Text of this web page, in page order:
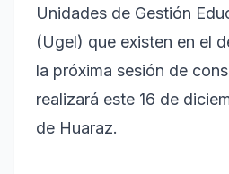
Unidades de Gestión
(Ugel) que existen en el
la próxima sesión de
realizará este 16 de
de Huaraz.